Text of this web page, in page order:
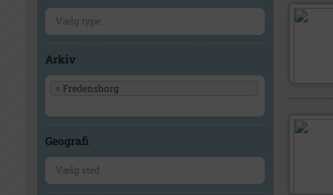
Arkiv
× Fredensborg
Geografi